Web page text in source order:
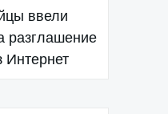
ввели
разглашение
Интернет